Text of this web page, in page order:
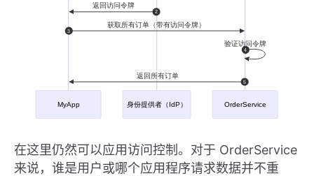
在这里仍然可以应用访问控制。对于 OrderService
来说，谁是用户或哪个应用程序请求数据并不重